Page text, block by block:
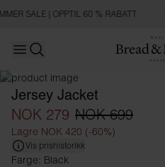
SALE | OPPTIL 60 % RABATT
Open main menu
Jersey Jacket
NOK 279 NOK 699
Lagre NOK 420 (-60%)
Vis prishistorikk
Farge: Black